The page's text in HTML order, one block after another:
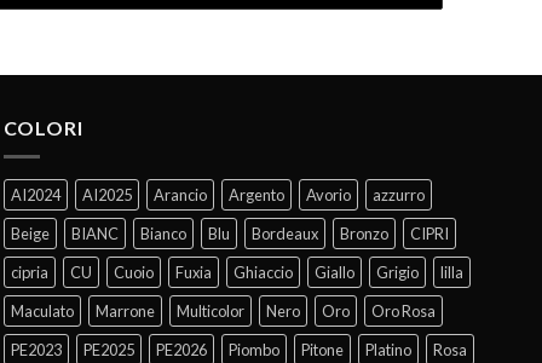
COLORI
AI2024 AI2025 Arancio Argento Avorio
azzurro
Beige
BIANC Bianco Blu Bordeaux Bronzo
CIPRI
cipria
CU Cuoio Fuxia Ghiaccio Giallo Grigio
lilla
Maculato
Marrone Multicolor Nero Oro
Oro Rosa
PE2023
PE2025 PE2026 Piombo Pitone Platino Rosa